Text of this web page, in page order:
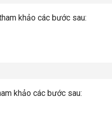
khảo các bước sau:
khảo các bước sau: